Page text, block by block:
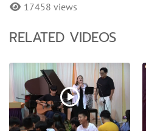
17458 views
RELATED VIDEOS